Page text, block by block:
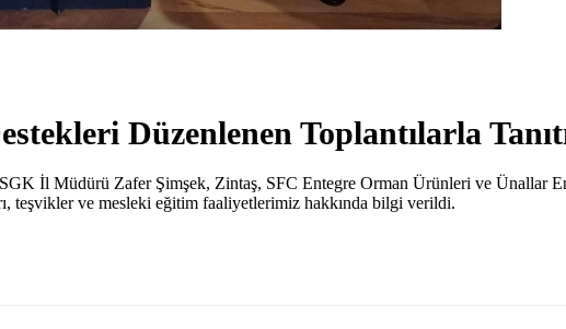
Düzenlenen Toplantılarla
İl Müdürü Zafer Şimşek, Zintaş, SFC Entegre Orman Ürünleri ve Ünallar
teşvikler ve mesleki eğitim faaliyetlerimiz hakkında bilgi verildi.